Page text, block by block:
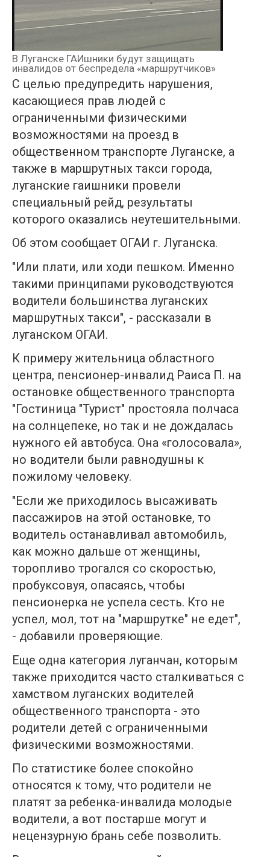
В Луганске ГАИшники будут защищать
инвалидов от беспредела «маршрутчиков»
С целью предупредить нарушения,
касающиеся прав людей с
ограниченными физическими
возможностями на проезд в
общественном транспорте Луганске, а
также в маршрутных такси города,
луганские гаишники провели
специальный рейд, результаты
которого оказались неутешительными.
Об этом сообщает ОГАИ г. Луганска.
"Или плати, или ходи пешком. Именно
такими принципами руководствуются
водители большинства луганских
маршрутных такси", - рассказали в
луганском ОГАИ.
К примеру жительница областного
центра, пенсионер-инвалид Раиса П. на
остановке общественного транспорта
"Гостиница "Турист" простояла полчаса
на солнцепеке, но так и не дождалась
нужного ей автобуса. Она «голосовала»,
но водители были равнодушны к
пожилому человеку.
"Если же приходилось высаживать
пассажиров на этой остановке, то
водитель останавливал автомобиль,
как можно дальше от женщины,
торопливо трогался со скоростью,
пробуксовуя, опасаясь, чтобы
пенсионерка не успела сесть. Кто не
успел, мол, тот на "маршрутке" не едет",
- добавили проверяющие.
Еще одна категория луганчан, которым
также приходится часто сталкиваться с
хамством луганских водителей
общественного транспорта - это
родители детей с ограниченными
физическими возможностями.
По статистике более спокойно
относятся к тому, что родители не
платят за ребенка-инвалида молодые
водители, а вот постарше могут и
нецензурную брань себе позволить.